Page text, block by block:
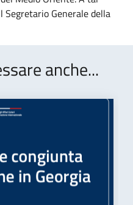
Generale della
anche...